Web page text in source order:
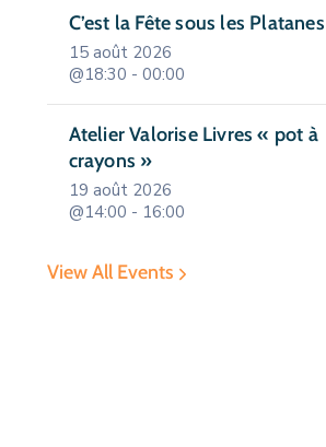
C’est la Fête sous les Platanes
15 août 2026
@18:30 - 00:00
Atelier Valorise Livres « pot à
crayons »
19 août 2026
@14:00 - 16:00
View All Events